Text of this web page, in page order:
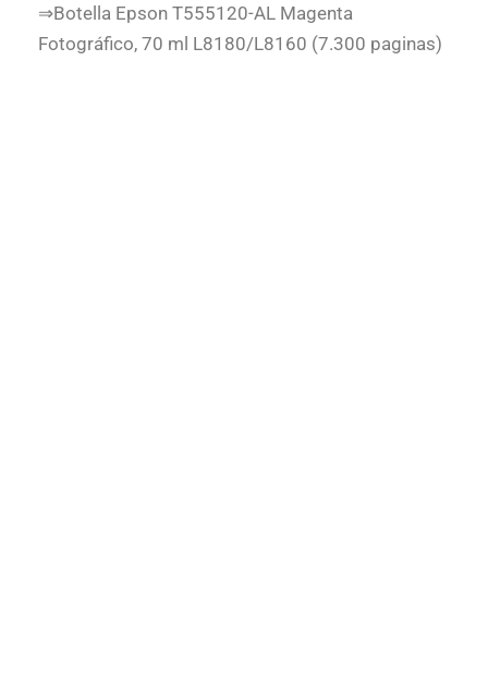
⇒Botella Epson T555120-AL Magenta
Fotográfico, 70 ml L8180/L8160 (7.300 paginas)